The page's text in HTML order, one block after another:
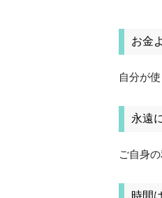
お金
自分が
永遠
ご自身